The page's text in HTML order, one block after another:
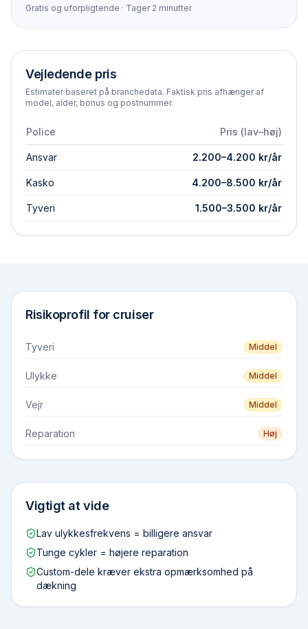
Gratis og uforpligtende · Tager 2 minutter
Vejledende pris
Estimater baseret på branchedata. Faktisk pris afhænger af
model, alder, bonus og postnummer.
Police Pris (lav–høj)
Ansvar 2.200–4.200 kr/år
Kasko 4.200–8.500 kr/år
Tyveri 1.500–3.500 kr/år
Risikoprofil for cruiser
Tyveri Middel
Ulykke Middel
Vejr Middel
Reparation Høj
Vigtigt at vide
Lav ulykkesfrekvens = billigere ansvar
Tunge cykler = højere reparation
Custom-dele kræver ekstra opmærksomhed på
dækning